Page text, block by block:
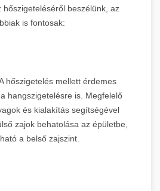
hőszigeteléséről beszélünk, az
is fontosak:
hőszigetelés mellett érdemes
hangszigetelésre is. Megfelelő
és kialakítás segítségével
zajok behatolása az épületbe,
a belső zajszint.